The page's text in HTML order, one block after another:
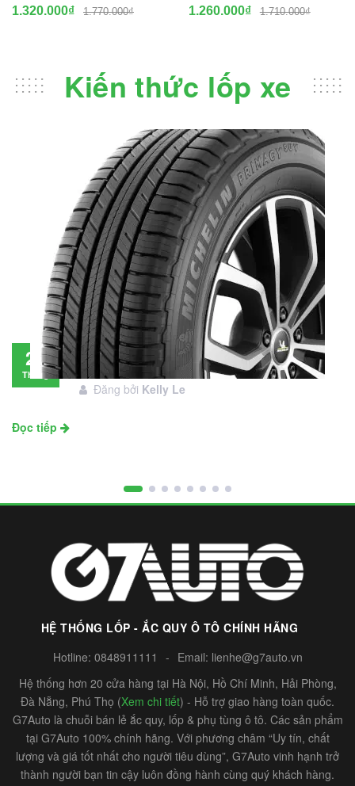
1.320.000₫ 1.770.000₫ 1.260.000₫ 1.710.000₫
Kiến thức lốp xe
28
Tháng
Đánh giá lốp Michelin Primacy SUV: Đáng
đầu tư không?
Đăng bởi Kelly Le
Đọc tiếp
HỆ THỐNG LỐP - ẮC QUY Ô TÔ CHÍNH HÃNG
Hotline: 0848911111 - Email: lienhe@g7auto.vn
Hệ thống hơn 20 cửa hàng tại Hà Nội, Hồ Chí Minh, Hải Phòng,
Đà Nẵng, Phú Thọ (Xem chi tiết) - Hỗ trợ giao hàng toàn quốc.
G7Auto là chuỗi bán lẻ ắc quy, lốp & phụ tùng ô tô. Các sản phẩm
tại G7Auto 100% chính hãng. Với phương châm “Uy tín, chất
lượng và giá tốt nhất cho người tiêu dùng”, G7Auto vinh hạnh trở
thành người bạn tin cậy luôn đồng hành cùng quý khách hàng.